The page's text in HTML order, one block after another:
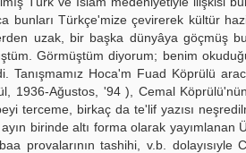
bunları Türkçe'mize çevirerek kültür
uzak, bir başka dünyâya göçmüş
Görmüştüm diyorum; benim
Hoca'm Fuad Köprülü
1936-Ağustos, '94 ), Cemal
terceme, birkaç da te'lif yazısı
birinde altı forma olarak yayımlanan
provalarının tashihi, v.b. dolayısıyle